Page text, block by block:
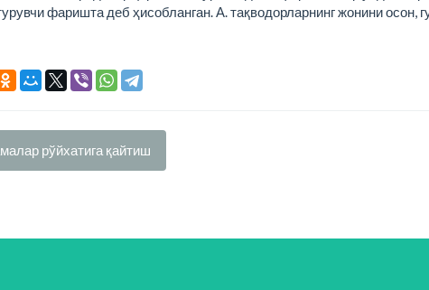
фаришта деб ҳисобланган. А. тақводорларнинг жонини осон,
рўйхатига қайтиш